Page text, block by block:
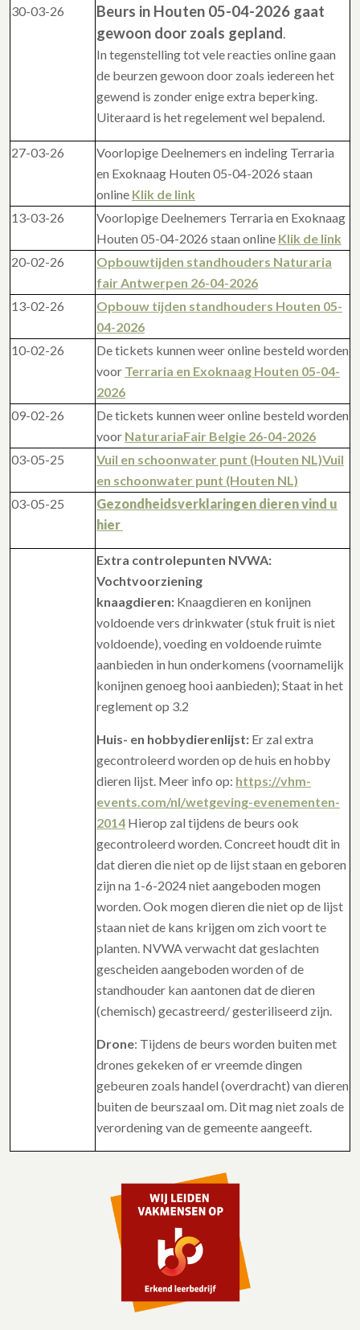
30-03-26
Beurs in Houten 05-04-2026 gaat
gewoon door zoals gepland
In tegenstelling tot vele reacties online gaan
de beurzen gewoon door zoals iedereen het
gewend is zonder enige extra beperking.
Uiteraard is het regelement wel bepalend.
27-03-26
Voorlopige Deelnemers en indeling Terraria
en Exoknaag Houten 05-04-2026 staan
online Klik de link
13-03-26
Voorlopige Deelnemers Terraria en Exoknaag
Houten 05-04-2026 staan online Klik de link
20-02-26
Opbouwtijden standhouders Naturaria
fair Antwerpen 26-04-2026
13-02-26
Opbouw tijden standhouders Houten 05-
04-2026
10-02-26
De tickets kunnen weer online besteld worden
voor Terraria en Exoknaag Houten 05-04-
2026
09-02-26
De tickets kunnen weer online besteld worden
voor NaturariaFair Belgie 26-04-2026
03-05-25
Vuil en schoonwater punt (Houten NL)Vuil
en schoonwater punt (Houten NL)
03-05-25
Gezondheidsverklaringen dieren vind u
hier
Extra controlepunten NVWA:
Vochtvoorziening
knaagdieren: Knaagdieren en konijnen
voldoende vers drinkwater (stuk fruit is niet
voldoende), voeding en voldoende ruimte
aanbieden in hun onderkomens (voornamelijk
konijnen genoeg hooi aanbieden); Staat in het
reglement op 3.2
Huis- en hobbydierenlijst: Er zal extra
gecontroleerd worden op de huis en hobby
dieren lijst. Meer info op: https://vhm-
events.com/nl/wetgeving-evenementen-
2014 Hierop zal tijdens de beurs ook
gecontroleerd worden. Concreet houdt dit in
dat dieren die niet op de lijst staan en geboren
zijn na 1-6-2024 niet aangeboden mogen
worden. Ook mogen dieren die niet op de lijst
staan niet de kans krijgen om zich voort te
planten. NVWA verwacht dat geslachten
gescheiden aangeboden worden of de
standhouder kan aantonen dat de dieren
(chemisch) gecastreerd/ gesteriliseerd zijn.
Drone: Tijdens de beurs worden buiten met
drones gekeken of er vreemde dingen
gebeuren zoals handel (overdracht) van dieren
buiten de beurszaal om. Dit mag niet zoals de
verordening van de gemeente aangeeft.